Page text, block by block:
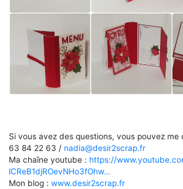
Si vous avez des questions, vous pouvez
63 84 22 63 / nadia@desir2scrap.fr
Ma chaîne youtube : https://
lCReB1djROevNHo3fOhw…
Mon blog : www.desir2scrap.fr